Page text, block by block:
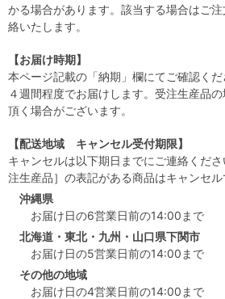
かる場合があります。該当する場合はご
絡いたします。
【お届け時期】
本ページ記載の「納期」欄にてご確認く
４週間程度でお届けします。受注生産品
頂く場合がございます。
【配送地域 キャンセル受付期限】
キャンセルは以下期日までにご連絡くだ
注生産品］の表記がある商品はキャンセル
沖縄県
お届け日の6営業日前の14:00まで
北海道・東北・九州・山口県下関市
お届け日の5営業日前の14:00まで
その他の地域
お届け日の4営業日前の14:00まで